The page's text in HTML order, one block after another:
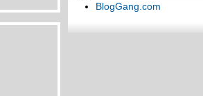
BlogGang.com